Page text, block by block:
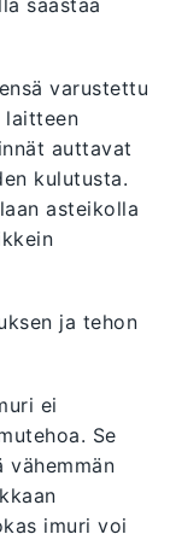
säästää
varustettu
laitteen
auttavat
kulutusta.
asteikolla
ja tehon
ei
Se
imuri voi